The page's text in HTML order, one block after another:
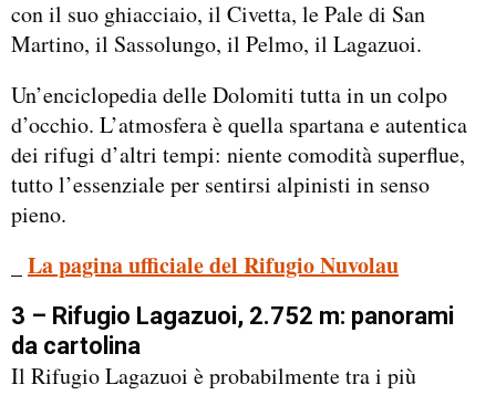
con il suo ghiacciaio, il Civetta, le Pale di San
Martino, il Sassolungo, il Pelmo, il Lagazuoi.
Un’enciclopedia delle Dolomiti tutta in un colpo
d’occhio. L’atmosfera è quella spartana e autentica
dei rifugi d’altri tempi: niente comodità superflue,
tutto l’essenziale per sentirsi alpinisti in senso
pieno.
La pagina ufficiale del Rifugio Nuvolau
3 – Rifugio Lagazuoi, 2.752 m: panorami
da cartolina
Il Rifugio Lagazuoi è probabilmente tra i più